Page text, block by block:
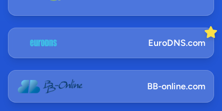
EuroDNS.com
BB-online.com